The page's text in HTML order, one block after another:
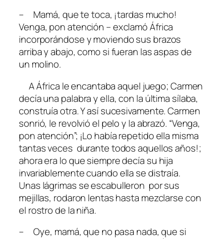
– Mamá, que te toca, ¡tardas mucho!
Venga, pon atención – exclamó África
incorporándose y moviendo sus brazos
arriba y abajo, como si fueran las aspas de
un molino.
A África le encantaba aquel juego; Carmen
decía una palabra y ella, con la última sílaba,
construía otra. Y así sucesivamente. Carmen
sonrió, le revolvió el pelo y la abrazó. “Venga,
pon atención”; ¡Lo había repetido ella misma
tantas veces durante todos aquellos años!;
ahora era lo que siempre decía su hija
invariablemente cuando ella se distraía.
Unas lágrimas se escabulleron por sus
mejillas, rodaron lentas hasta mezclarse con
el rostro de la niña.
– Oye, mamá, que no pasa nada, que si